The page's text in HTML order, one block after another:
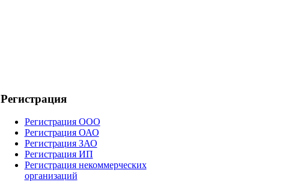
Регистрация
Регистрация ООО
Регистрация ОАО
Регистрация ЗАО
Регистрация ИП
Регистрация некоммерческих
организаций